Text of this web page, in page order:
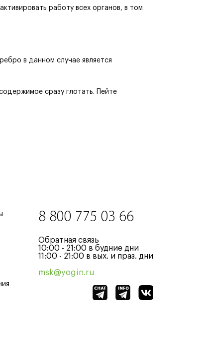
работу всех органов, в том
в данном случае является
сразу глотать. Пейте
8 800 775 03 66
Обратная связь
10:00 - 21:00 в будние дни
11:00 - 21:00 в вых. и праз. дни
msk@yogin.ru